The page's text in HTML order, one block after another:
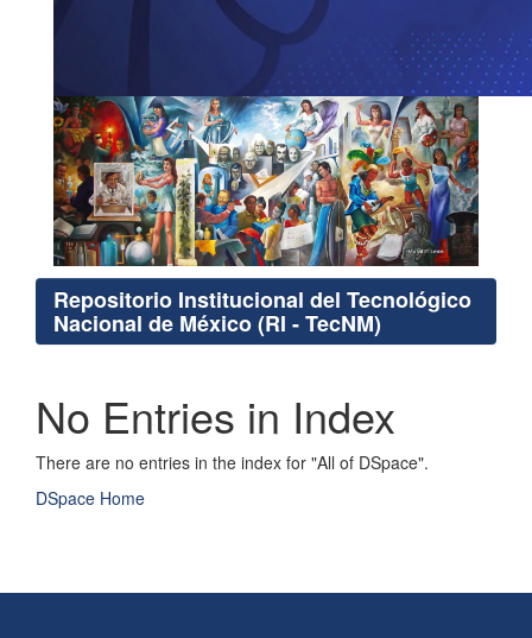
Repositorio Institucional del Tecnológico
Nacional de México (RI - TecNM)
No Entries in Index
There are no entries in the index for "All of DSpace".
DSpace Home